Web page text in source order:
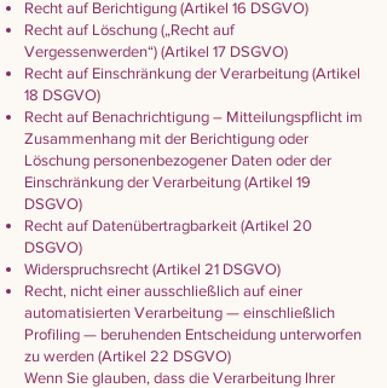
Recht auf Berichtigung (Artikel 16 DSGVO)
Recht auf Löschung („Recht auf
Vergessenwerden“) (Artikel 17 DSGVO)
Recht auf Einschränkung der Verarbeitung (Artikel
18 DSGVO)
Recht auf Benachrichtigung – Mitteilungspflicht im
Zusammenhang mit der Berichtigung oder
Löschung personenbezogener Daten oder der
Einschränkung der Verarbeitung (Artikel 19
DSGVO)
Recht auf Datenübertragbarkeit (Artikel 20
DSGVO)
Widerspruchsrecht (Artikel 21 DSGVO)
Recht, nicht einer ausschließlich auf einer
automatisierten Verarbeitung — einschließlich
Profiling — beruhenden Entscheidung unterworfen
zu werden (Artikel 22 DSGVO)
Wenn Sie glauben, dass die Verarbeitung Ihrer